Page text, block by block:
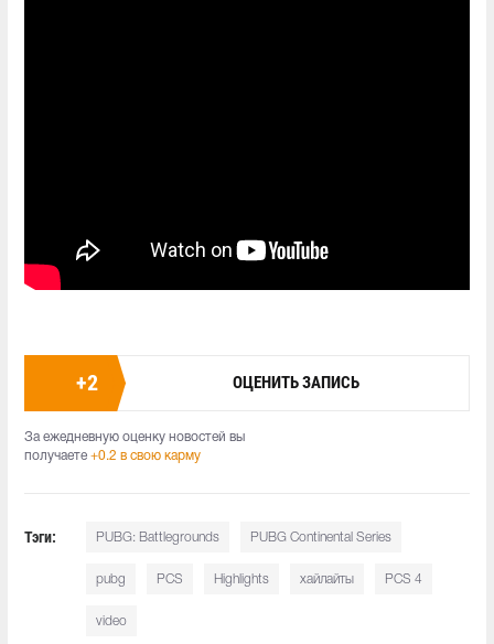
+2 ОЦЕНИТЬ ЗАПИСЬ
За ежедневную оценку новостей вы
получаете +0.2 в свою карму
Тэги: PUBG: Battlegrounds PUBG Continental Series
pubg PCS Highlights хайлайты PCS 4
video